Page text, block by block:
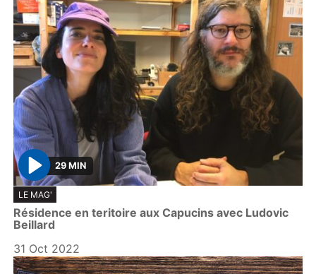
P
l
a
y
29 MIN
LE MAG'
Résidence en teritoire aux Capucins avec Ludovic
Beillard
31 Oct 2022